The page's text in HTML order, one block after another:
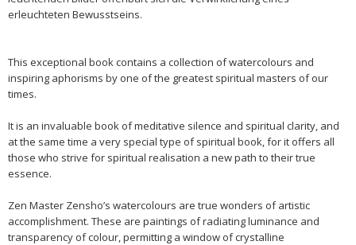
erleuchteten Bewusstseins.
This exceptional book contains a collection of watercolours and
inspiring aphorisms by one of the greatest spiritual masters of our
times.
It is an invaluable book of meditative silence and spiritual clarity, and
at the same time a very special type of spiritual book, for it offers all
those who strive for spiritual realisation a new path to their true
essence.
Zen Master Zensho’s watercolours are true wonders of artistic
accomplishment. These are paintings of radiating luminance and
transparency of colour, permitting a window of crystalline